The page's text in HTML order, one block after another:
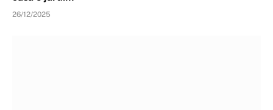
26/12/2025